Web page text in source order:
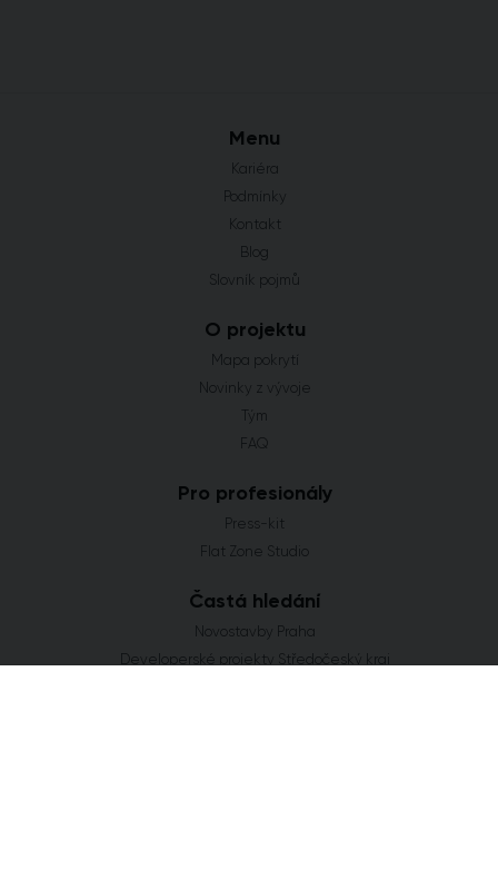
Menu
Kariéra
Podmínky
Kontakt
Blog
Slovník pojmů
O projektu
Mapa pokrytí
Novinky z vývoje
Tým
FAQ
Pro profesionály
Press-kit
Flat Zone Studio
Častá hledání
Novostavby Praha
Developerské projekty Středočeský kraj